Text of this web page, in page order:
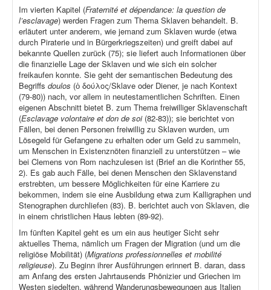
Im vierten Kapitel (Fraternité et dépendance: la question de
l’esclavage) werden Fragen zum Thema Sklaven behandelt. B.
erläutert unter anderem, wie jemand zum Sklaven wurde (etwa
durch Piraterie und in Bürgerkriegszeiten) und greift dabei auf
bekannte Quellen zurück (75); sie liefert auch Informationen über
die finanzielle Lage der Sklaven und wie sich ein solcher
freikaufen konnte. Sie geht der semantischen Bedeutung des
Begriffs doulos (ὁ δούλος/Sklave oder Diener, je nach Kontext
(79-80)) nach, vor allem in neutestamentlichen Schriften. Einen
eigenen Abschnitt bietet B. zum Thema freiwilliger Sklavenschaft
(Esclavage volontaire et don de soi(82-83)); sie berichtet von
Fällen, bei denen Personen freiwillig zu Sklaven wurden, um
Lösegeld für Gefangene zu erhalten oder um Geld zu sammeln,
um Menschen in Existenznöten finanziell zu unterstützen – wie
bei Clemens von Rom nachzulesen ist (Brief an die Korinther 55,
2). Es gab auch Fälle, bei denen Menschen den Sklavenstand
erstrebten, um bessere Möglichkeiten für eine Karriere zu
bekommen, indem sie eine Ausbildung etwa zum Kalligraphen und
Stenographen durchliefen (83). B. berichtet auch von Sklaven, die
in einem christlichen Haus lebten (89-92).
Im fünften Kapitel geht es um ein aus heutiger Sicht sehr
aktuelles Thema, nämlich um Fragen der Migration (und um die
religiöse Mobilität) (Migrations professionnelles et mobilité
religieuse). Zu Beginn ihrer Ausführungen erinnert B. daran, dass
am Anfang des ersten Jahrtausends Phönizier und Griechen im
Westen siedelten, während Wanderungsbewegungen aus Italien